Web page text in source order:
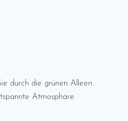
durch die grünen Alleen.
Atmosphäre.